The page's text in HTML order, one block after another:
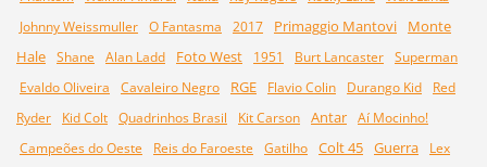
Johnny Weissmuller O Fantasma 2017 Primaggio Mantovi
Monte
Hale Shane Alan Ladd Foto West 1951 Burt Lancaster Superman
Evaldo Oliveira
Cavaleiro Negro RGE Flavio Colin Durango Kid
Red
Ryder
Kid Colt Quadrinhos Brasil Kit Carson Antar Aí Mocinho!
Campeões do Oeste
Reis do Faroeste Gatilho Colt 45 Guerra
Lex